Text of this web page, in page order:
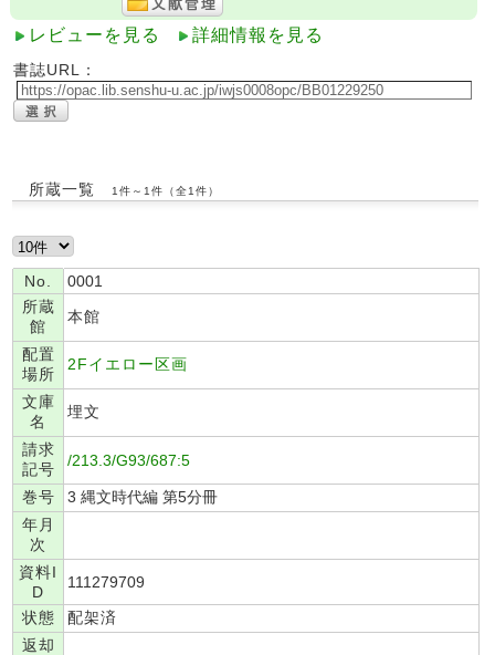
レビューを見る 詳細情報を見る
書誌URL：
所蔵一覧 1件～1件（全1件）
No.
0001
所蔵
館
本館
配置
場所
2Fイエロー区画
文庫
名
埋文
請求
記号
/213.3/G93/687:5
巻号
3 縄文時代編 第5分冊
年月
次
資料I
D
111279709
状態
配架済
返却